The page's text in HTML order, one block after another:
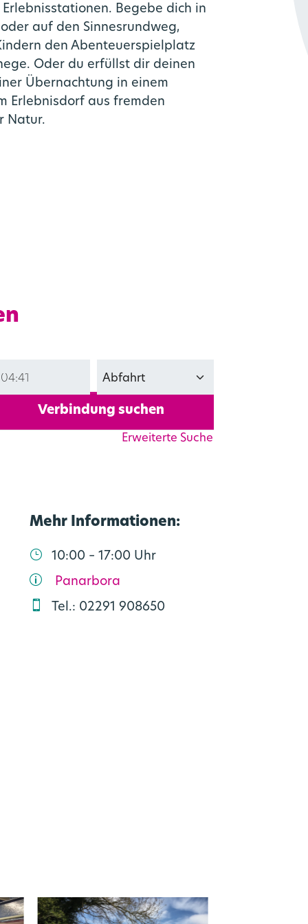
Begebe dich in
auf den Sinnesrundweg,
den Abenteuerspielplatz
Oder du erfüllst dir deinen
Übernachtung in einem
Erlebnisdorf aus fremden
Natur.
Verbindung suchen
Erweiterte Suche
Mehr Informationen:
10:00 – 17:00 Uhr
Panarbora
Tel.: 02291 908650